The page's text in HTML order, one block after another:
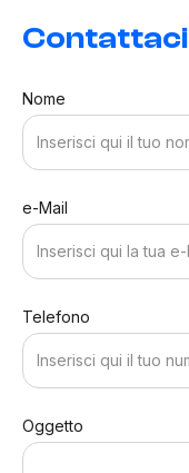
Contattaci
Nome
e-Mail
Telefono
Oggetto